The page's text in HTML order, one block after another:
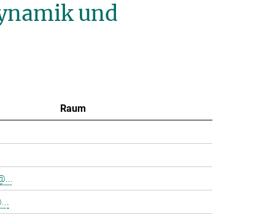
und
Raum